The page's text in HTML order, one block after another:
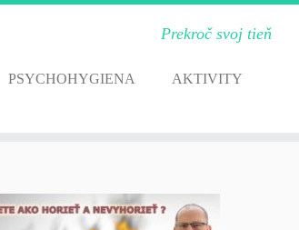
Prekroč svoj tieň
PSYCHOHYGIENA
AKTIVITY